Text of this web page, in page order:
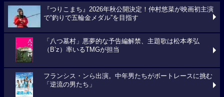
『つりこまち』2026年秋公開決定！仲村悠菜が映画初主演
で“釣りで五輪金メダル”を目指す
「八つ墓村」悪夢的な予告編解禁、主題歌は松本孝弘
（B’z）率いるTMGが担当
フランシス・ンら出演。中年男たちがボートレースに挑む
「逆流の男たち」